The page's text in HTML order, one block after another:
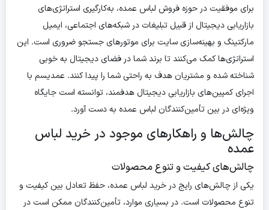
برای موفقیت در حوزه فروش لباس عمده، به‌کارگیری استراتژی‌های
بازاریابی دیجیتال از قبیل تبلیغات در شبکه‌های اجتماعی، ایمیل
مارکتینگ و بهینه‌سازی سایت برای موتورهای جستجو ضروری است. این
استراتژی‌ها کمک می‌کنند تا برند شما در فضای دیجیتال به خوبی
شناخته شده و مشتریان هدف به راحتی شما را پیدا کنند. عمدیسم با
اجرای کمپین‌های بازاریابی دیجیتال هدفمند، توانسته است جایگاه
ویژه‌ای در بین تأمین‌کنندگان لباس عمده به دست آورد.
چالش‌ها و راهکارهای موجود در خرید لباس
عمده
چالش‌های کیفیت و تنوع محصولات
یکی از چالش‌های رایج در خرید لباس عمده، حفظ تعادل بین کیفیت و
تنوع محصولات است. در بسیاری موارد، تأمین‌کنندگان ممکن است در